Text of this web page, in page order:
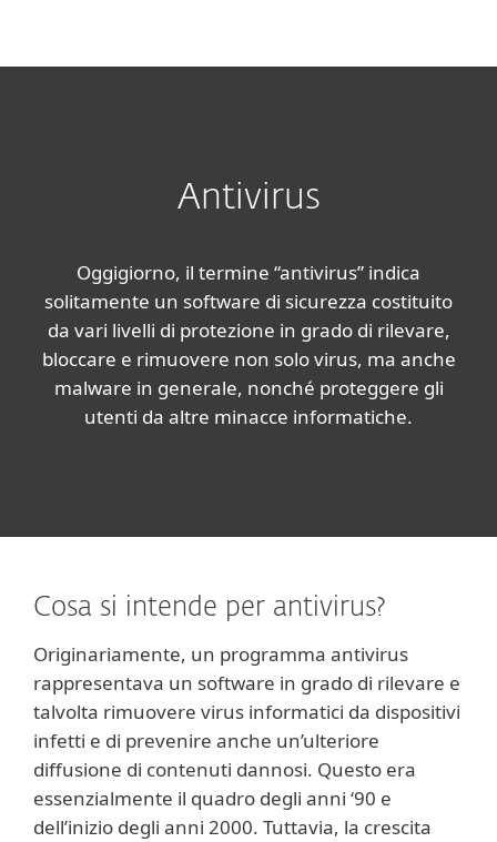
Antivirus
Oggigiorno, il termine “antivirus” indica
solitamente un software di sicurezza costituito
da vari livelli di protezione in grado di rilevare,
bloccare e rimuovere non solo virus, ma anche
malware in generale, nonché proteggere gli
utenti da altre minacce informatiche.
Cosa si intende per antivirus?
Originariamente, un programma antivirus
rappresentava un software in grado di rilevare e
talvolta rimuovere virus informatici da dispositivi
infetti e di prevenire anche un’ulteriore
diffusione di contenuti dannosi. Questo era
essenzialmente il quadro degli anni ‘90 e
dell’inizio degli anni 2000. Tuttavia, la crescita